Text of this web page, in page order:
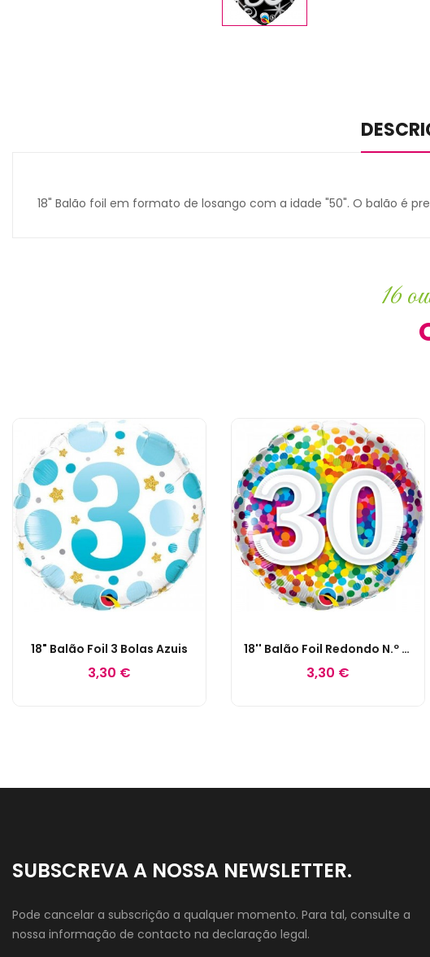
18" Balão foil em formato de losango com a idade "50". O balão é
16
18" Balão Foil 3 Bolas Azuis
3,30 €
18'' Balão Foil Redondo N.º 30 Confettis Coloridos
3,30 €
SUBSCREVA A NOSSA NEWSLETTER.
Pode cancelar a subscrição a qualquer momento. Para tal, consulte a
nossa informação de contacto na declaração legal.